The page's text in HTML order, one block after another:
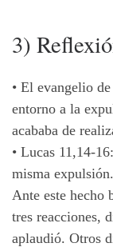
3)
• El evangelio
entorno a la
acababa de
• Lucas 11,14-
misma
Ante este hecho
tres reacciones,
aplaudió. Otros